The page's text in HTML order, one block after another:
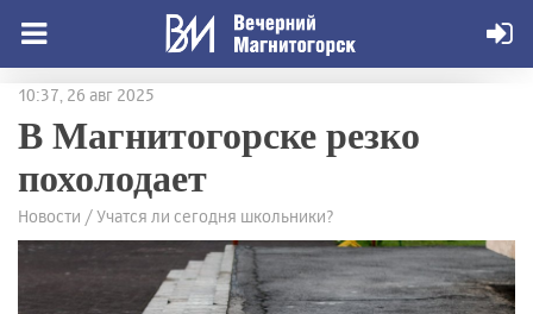
10:37, 26 авг 2025
В Магнитогорске резко
похолодает
Новости / Учатся ли сегодня школьники?